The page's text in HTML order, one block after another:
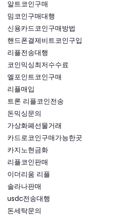
알트코인구매
밈코인구매대행
신용카드코인구매방법
핸드폰결제비트코인구입
리플전송대행
코인믹싱최저수수료
엘포인트코인구매
리플매입
트론 리플코인전송
돈믹싱문의
가상화폐선물거래
카드로코인구매가능한곳
카지노현금화
리플코인판매
이더리움 리플
솔라나판매
usdc전송대행
돈세탁문의